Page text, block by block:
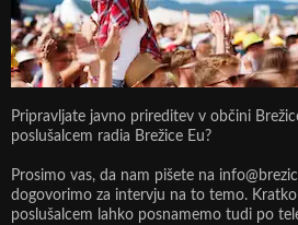
Pripravljate javno prireditev v občini
poslušalcem radia Brežice Eu?
Prosimo vas, da nam pišete na
dogovorimo za intervju na to temo.
poslušalcem lahko posnamemo tudi po